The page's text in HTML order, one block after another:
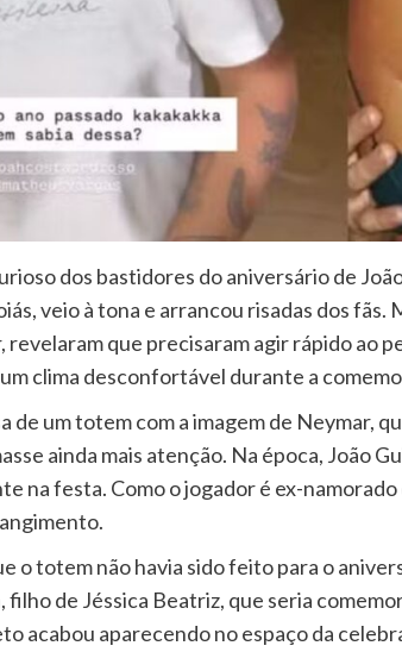
dos bastidores do aniversário de
veio à tona e arrancou risadas dos
revelaram que precisaram agir rápido ao
clima desconfortável durante a
de um totem com a imagem de Neymar,
ainda mais atenção. Na época, João
na festa. Como o jogador é ex-
o totem não havia sido feito para o
filho de Jéssica Beatriz, que seria
acabou aparecendo no espaço da